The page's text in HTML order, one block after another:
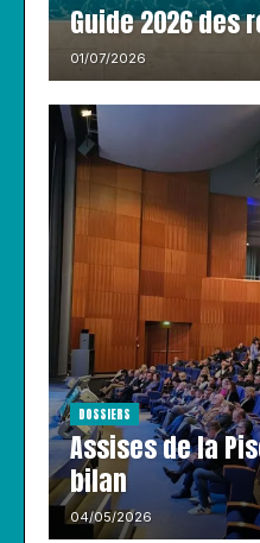
Guide 2026 des
01/07/2026
DOSSIERS
Assises de la
bilan
04/05/2026